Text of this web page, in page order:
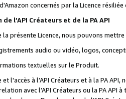
concernés par la Licence
l’API Créateurs et de la PA API
la présente Licence, nous pouvons
audio ou vidéo, logos,
textuelles sur le Produit.
l'accès à l’API Créateurs et à la PA
avec l’API Créateurs ou la PA